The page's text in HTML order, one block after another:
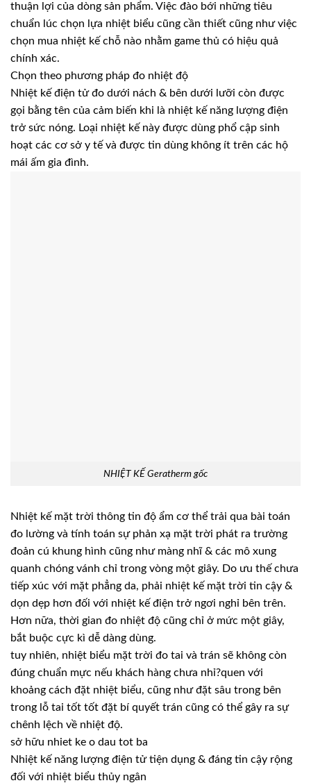
thuận lợi của dòng sản phẩm. Việc đào bới những tiêu
chuẩn lúc chọn lựa nhiệt biểu cũng cần thiết cũng như việc
chọn mua nhiệt kế chỗ nào nhằm game thủ có hiệu quả
chính xác.
Chọn theo phương pháp đo nhiệt độ
Nhiệt kế điện tử đo dưới nách & bên dưới lưỡi còn được
gọi bằng tên của cảm biến khi là nhiệt kế năng lượng điện
trở sức nóng. Loại nhiệt kế này được dùng phổ cập sinh
hoạt các cơ sở y tế và được tin dùng không ít trên các hộ
mái ấm gia đình.
NHIỆT KẾ Geratherm gốc
Nhiệt kế mặt trời thông tin độ ẩm cơ thể trải qua bài toán
đo lường và tính toán sự phản xạ mặt trời phát ra trường
đoản cú khung hình cũng như màng nhĩ & các mô xung
quanh chóng vánh chỉ trong vòng một giây. Do ưu thế chưa
tiếp xúc với mặt phẳng da, phải nhiệt kế mặt trời tin cậy &
dọn dẹp hơn đối với nhiệt kế điện trở ngơi nghỉ bên trên.
Hơn nữa, thời gian đo nhiệt độ cũng chỉ ở mức một giây,
bắt buộc cực kì dễ dàng dùng.
tuy nhiên, nhiệt biểu mặt trời đo tai và trán sẽ không còn
đúng chuẩn mực nếu khách hàng chưa nhỉ?quen với
khoảng cách đặt nhiệt biểu, cũng như đặt sâu trong bên
trong lỗ tai tốt tốt đặt bí quyết trán cũng có thể gây ra sự
chênh lệch về nhiệt độ.
sở hữu nhiet ke o dau tot ba
Nhiệt kế năng lượng điện tử tiện dụng & đáng tin cậy rộng
đối với nhiệt biểu thủy ngân